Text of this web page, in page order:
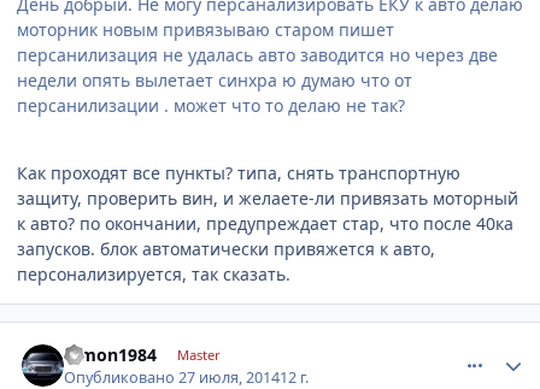
моторник новым привязываю старом пишет
персанилизация не удалась авто заводится но через две
недели опять вылетает синхра ю думаю что от
персанилизации . может что то делаю не так?
Как проходят все пункты? типа, снять транспортную
защиту, проверить вин, и желаете-ли привязать моторный
к авто? по окончании, предупреждает стар, что после 40ка
запусков. блок автоматически привяжется к авто,
персонализируется, так сказать.
dimon1984 Master
Опубликовано27 июля, 201412 г.